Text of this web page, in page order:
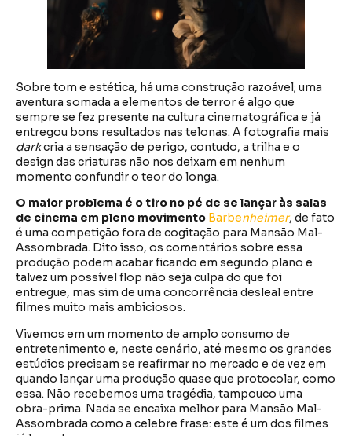
Sobre tom e estética, há uma construção razoável; uma
aventura somada a elementos de terror é algo que
sempre se fez presente na cultura cinematográfica e já
entregou bons resultados nas telonas. A fotografia mais
darkcria a sensação de perigo, contudo, a trilha e o
design das criaturas não nos deixam em nenhum
momento confundir o teor do longa.
O maior problema é o tiro no pé de se lançar às salas
de cinema em pleno movimento Barbenheimer, de fato
é uma competição fora de cogitação para Mansão Mal-
Assombrada. Dito isso, os comentários sobre essa
produção podem acabar ficando em segundo plano e
talvez um possível flop não seja culpa do que foi
entregue, mas sim de uma concorrência desleal entre
filmes muito mais ambiciosos.
Vivemos em um momento de amplo consumo de
entretenimento e, neste cenário, até mesmo os grandes
estúdios precisam se reafirmar no mercado e de vez em
quando lançar uma produção quase que protocolar, como
essa. Não recebemos uma tragédia, tampouco uma
obra-prima. Nada se encaixa melhor para Mansão Mal-
Assombrada como a celebre frase: este é um dos filmes